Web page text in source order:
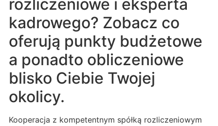
rozliczeniowe i eksperta
kadrowego? Zobacz co
oferują punkty budżetowe
a ponadto obliczeniowe
blisko Ciebie Twojej
okolicy.
Kooperacja z kompetentnym spółką rozliczeniowym